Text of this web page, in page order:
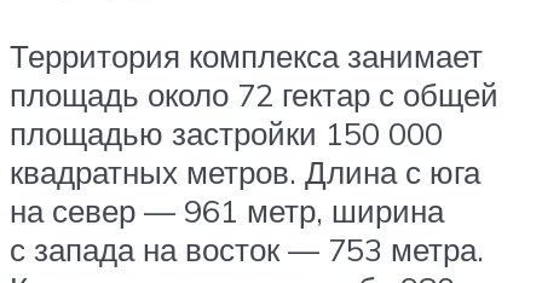
Территория комплекса занимает
площадь около 72 гектар с общей
площадью застройки 150 000
квадратных метров. Длина с юга
на север — 961 метр, ширина
с запада на восток — 753 метра.